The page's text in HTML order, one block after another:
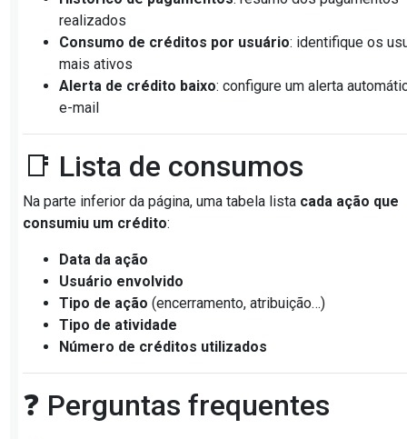
realizados
Consumo de créditos por usuário: identifique os
mais ativos
Alerta de crédito baixo: configure um alerta
e-mail
📑 Lista de consumos
Na parte inferior da página, uma tabela lista cada ação que
consumiu um crédito:
Data da ação
Usuário envolvido
Tipo de ação (encerramento, atribuição…)
Tipo de atividade
Número de créditos utilizados
❓ Perguntas frequentes